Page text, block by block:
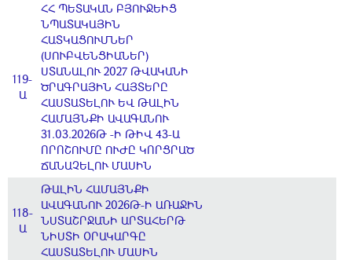
119-
Ա
ՀՀ ՊԵՏԱԿԱՆ ԲՅՈՒՋԵԻՑ
ՆՊԱՏԱԿԱՅԻՆ
ՀԱՏԿԱՑՈՒՄՆԵՐ
(ՍՈՒԲՎԵՆՑԻԱՆԵՐ)
ՍՏԱՆԱԼՈՒ 2027 ԹՎԱԿԱՆԻ
ԾՐԱԳՐԱՅԻՆ ՀԱՅՏԵՐԸ
ՀԱՍՏԱՏԵԼՈՒ ԵՎ ԹԱԼԻՆ
ՀԱՄԱՅՆՔԻ ԱՎԱԳԱՆՈՒ
31.03.2026Թ -Ի ԹԻՎ 43-Ա
ՈՐՈՇՈՒՄԸ ՈՒԺԸ ԿՈՐՑՐԱԾ
ՃԱՆԱՉԵԼՈՒ ՄԱՍԻՆ
118-
Ա
ԹԱԼԻՆ ՀԱՄԱՅՆՔԻ
ԱՎԱԳԱՆՈՒ 2026Թ-Ի ԱՌԱՋԻՆ
ՆՍՏԱՇՐՋԱՆԻ ԱՐՏԱՀԵՐԹ
ՆԻՍՏԻ ՕՐԱԿԱՐԳԸ
ՀԱՍՏԱՏԵԼՈՒ ՄԱՍԻՆ